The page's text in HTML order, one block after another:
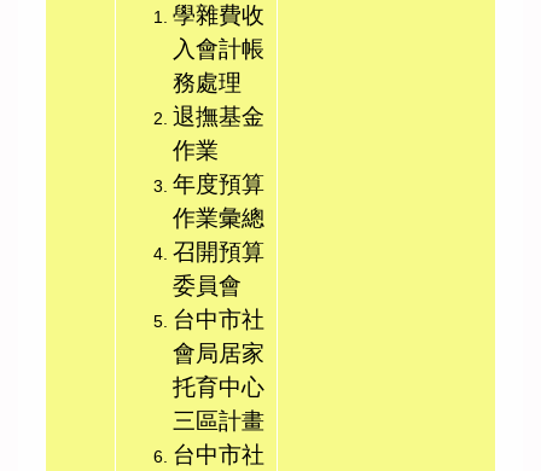
學雜費收
入會計帳
務處理
退撫基金
作業
年度預算
作業彙總
召開預算
委員會
台中市社
會局居家
托育中心
三區計畫
台中市社